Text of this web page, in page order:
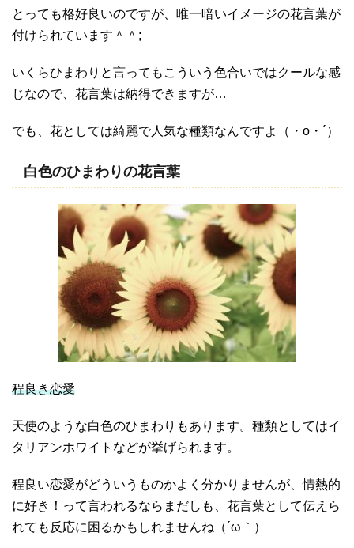
とっても格好良いのですが、唯一暗いイメージの花言葉が
付けられています＾＾;
いくらひまわりと言ってもこういう色合いではクールな感
じなので、花言葉は納得できますが…
でも、花としては綺麗で人気な種類なんですよ（・o・´）
白色のひまわりの花言葉
程良き恋愛
天使のような白色のひまわりもあります。種類としてはイ
タリアンホワイトなどが挙げられます。
程良い恋愛がどういうものかよく分かりませんが、情熱的
に好き！って言われるならまだしも、花言葉として伝えら
れても反応に困るかもしれませんね（´ω｀）